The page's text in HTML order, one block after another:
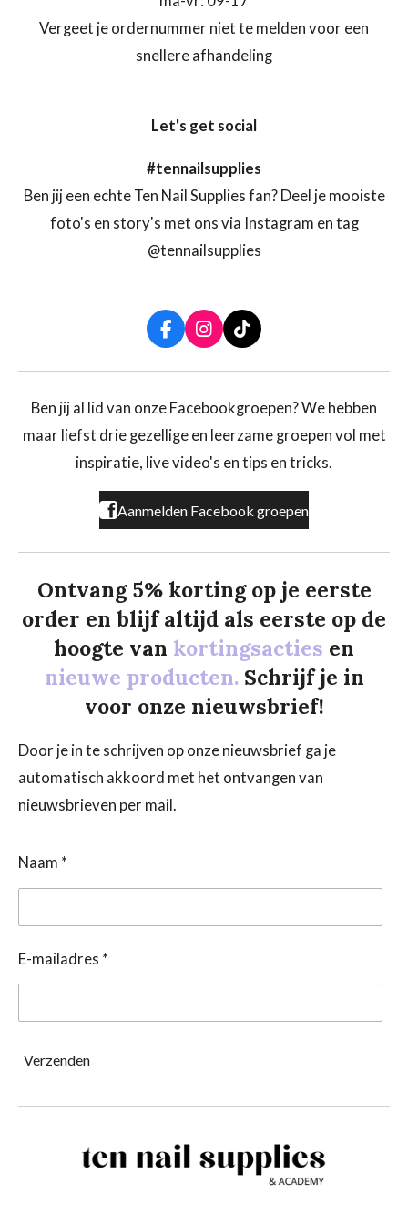
Vergeet je ordernummer niet te melden voor een
snellere afhandeling
Let's get social
#tennailsupplies
Ben jij een echte Ten Nail Supplies fan? Deel je mooiste
foto's en story's met ons via Instagram en tag
@tennailsupplies
F
a
c
b
o
k
I
n
s
a
r
a
T
i
k
o
Ben jij al lid van onze Facebookgroepen? We hebben
maar liefst drie gezellige en leerzame groepen vol met
inspiratie, live video's en tips en tricks.
Aanmelden Facebook groepen
Ontvang 5% korting op je eerste
order en blijf altijd als eerste op de
hoogte van kortingsacties en
nieuwe producten. Schrijf je in
voor onze nieuwsbrief!
Door je in te schrijven op onze nieuwsbrief ga je
automatisch akkoord met het ontvangen van
nieuwsbrieven per mail.
Naam *
E-mailadres *
Verzenden